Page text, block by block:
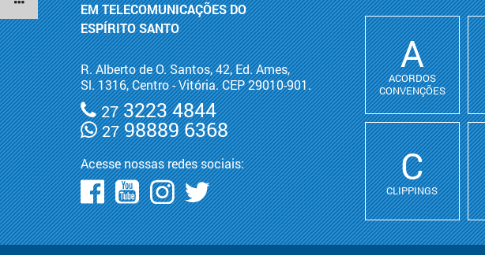
EM TELECOMUNICAÇÕES DO
ESPÍRITO SANTO
R. Alberto de O. Santos, 42, Ed. Ames,
Sl. 1316, Centro - Vitória. CEP 29010-901.
273223 4844
2798889 6368
Acesse nossas redes sociais:
A
ACORDOS
CONVENÇÕES
C
CLIPPINGS